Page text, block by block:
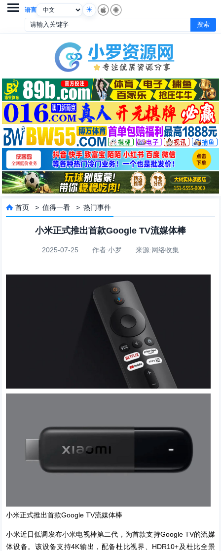
语言

 首页 >值得一看 >热门事件
小米正式推出首款Google TV流媒体棒
2025-07-25 作者:小罗 来源:网络收集
小米正式推出首款Google TV流媒体棒
小米近日低调发布小米电视棒第二代，为首款支持Google TV的流媒
体设备。该设备支持4K输出，配备杜比视界、HDR10+及杜比全景